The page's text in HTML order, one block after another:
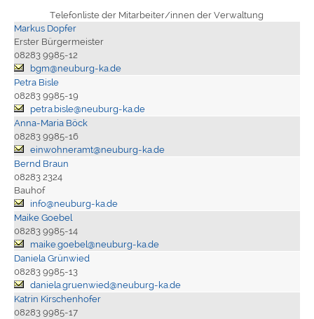
Telefonliste der Mitarbeiter/innen der Verwaltung
Markus Dopfer
Erster Bürgermeister
08283 9985-12
bgm@neuburg-ka.de
Petra Bisle
08283 9985-19
petra.bisle@neuburg-ka.de
Anna-Maria Böck
08283 9985-16
einwohneramt@neuburg-ka.de
Bernd Braun
08283 2324
Bauhof
info@neuburg-ka.de
Maike Goebel
08283 9985-14
maike.goebel@neuburg-ka.de
Daniela Grünwied
08283 9985-13
daniela.gruenwied@neuburg-ka.de
Katrin Kirschenhofer
08283 9985-17